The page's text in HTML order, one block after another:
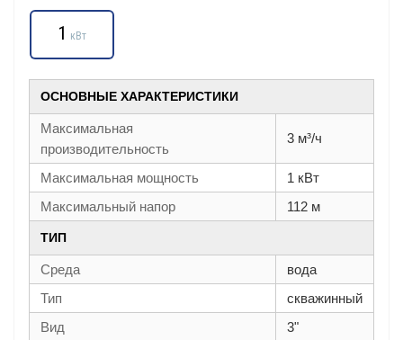
1 кВт
ОСНОВНЫЕ ХАРАКТЕРИСТИКИ
Максимальная
производительность
3 м³/ч
Максимальная мощность
1 кВт
Максимальный напор
112 м
ТИП
Среда
вода
Тип
скважинный
Вид
3"